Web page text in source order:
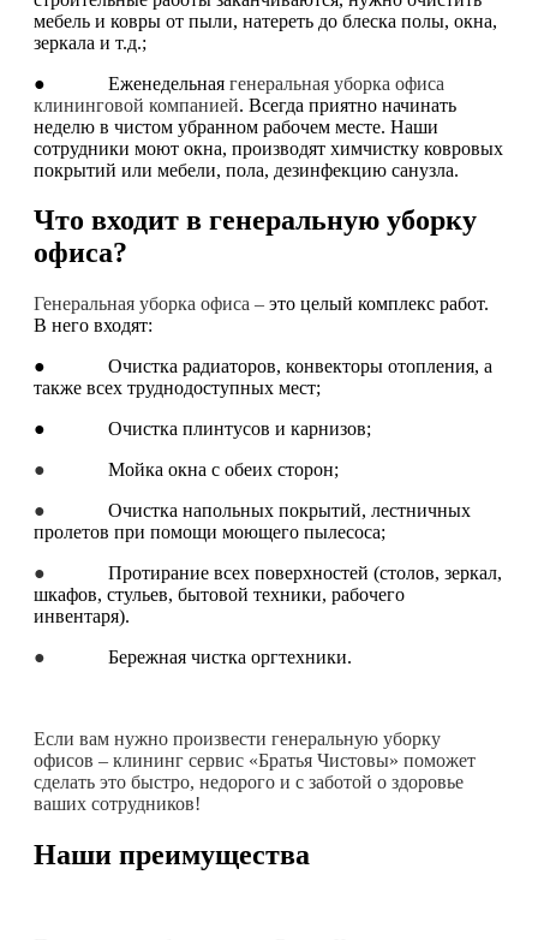
мебель и ковры от пыли, натереть до блеска полы, окна,
зеркала и т.д.;
● Еженедельная генеральная уборка офиса
клининговой компанией. Всегда приятно начинать
неделю в чистом убранном рабочем месте. Наши
сотрудники моют окна, производят химчистку ковровых
покрытий или мебели, пола, дезинфекцию санузла.
Что входит в генеральную уборку
офиса?
Генеральная уборка офиса – это целый комплекс работ.
В него входят:
● Очистка радиаторов, конвекторы отопления, а
также всех труднодоступных мест;
● Очистка плинтусов и карнизов;
● Мойка окна с обеих сторон;
● Очистка напольных покрытий, лестничных
пролетов при помощи моющего пылесоса;
● Протирание всех поверхностей (столов, зеркал,
шкафов, стульев, бытовой техники, рабочего
инвентаря).
● Бережная чистка оргтехники.
Если вам нужно произвести генеральную уборку
офисов – клининг сервис «Братья Чистовы» поможет
сделать это быстро, недорого и с заботой о здоровье
ваших сотрудников!
Наши преимущества